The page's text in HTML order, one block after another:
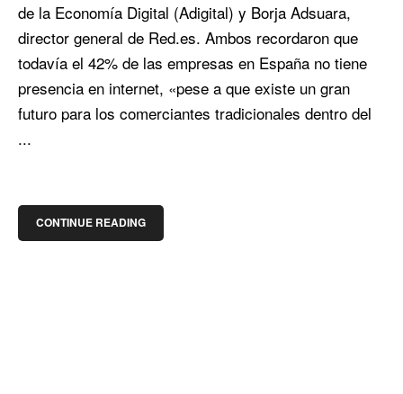
de la Economía Digital (Adigital) y Borja Adsuara,
director general de Red.es. Ambos recordaron que
todavía el 42% de las empresas en España no tiene
presencia en internet, «pese a que existe un gran
futuro para los comerciantes tradicionales dentro del
...
CONTINUE READING